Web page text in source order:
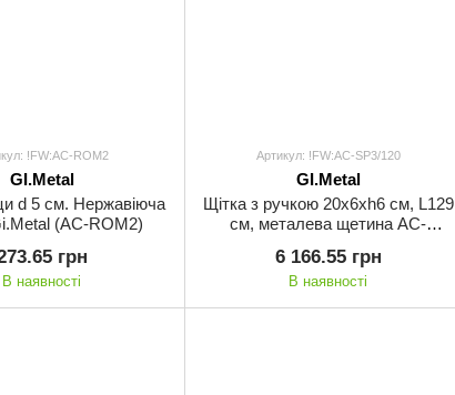
!FW:AC-ROM2
GI.Metal
d 5 см. Нержавіюча
(AC-ROM2)
грн
В наявності
Артикул: !FW:AC-SP3/120
GI.Metal
Щітка з ручкою 20x6хh6 см, L129
см, металева щетина AC-
6 166.55 грн
В наявності